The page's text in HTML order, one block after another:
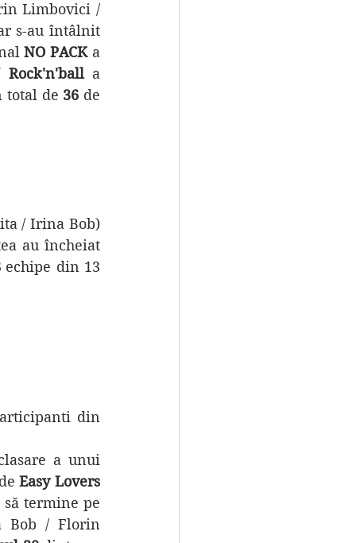
Limbovici /
s-au întâlnit
NO PACK a
Rock'n'ball a
de 36 de
/ Irina Bob)
au încheiat
echipe din 13
din
a unui
Easy Lovers
/ Florin